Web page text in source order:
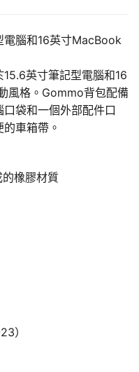
腦和16英寸MacBook
英寸筆記型電腦和16
風格。Gommo背包配備
袋和一個外部配件口
車箱帶。
橡膠材質
）